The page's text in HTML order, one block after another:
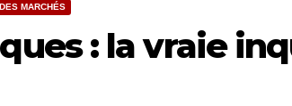
MARCHÉS
: la vraie